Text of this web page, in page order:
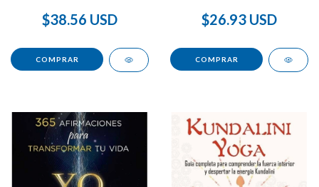
$38.56 USD $26.93 USD